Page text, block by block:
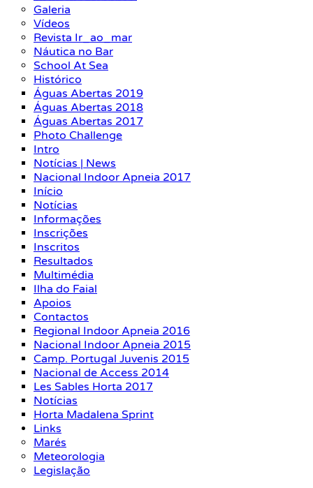
Galeria
Vídeos
Revista Ir_ao_mar
Náutica no Bar
School At Sea
Histórico
Águas Abertas 2019
Águas Abertas 2018
Águas Abertas 2017
Photo Challenge
Intro
Notícias | News
Nacional Indoor Apneia 2017
Início
Notícias
Informações
Inscrições
Inscritos
Resultados
Multimédia
Ilha do Faial
Apoios
Contactos
Regional Indoor Apneia 2016
Nacional Indoor Apneia 2015
Camp. Portugal Juvenis 2015
Nacional de Access 2014
Les Sables Horta 2017
Notícias
Horta Madalena Sprint
Links
Marés
Meteorologia
Legislação